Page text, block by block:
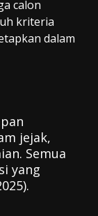
calon
kriteria
dalam
jejak,
Semua
yang